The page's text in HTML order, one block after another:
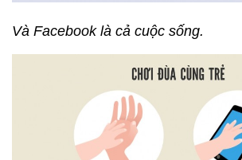
Và Facebook là cả cuộc sống.